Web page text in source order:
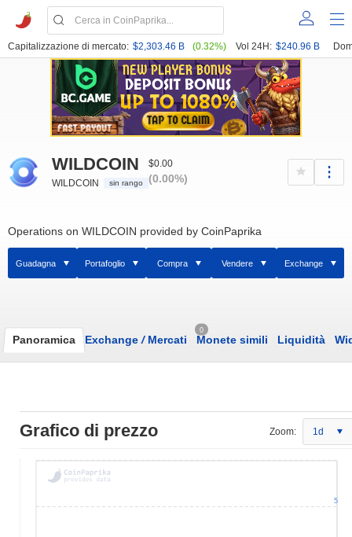
Capitalizzazione di mercato: $2,303.46 B (0.32%) Vol 24H: $240.96 B
WILDCOIN
WILDCOIN sin rango
$0.00
(0.00%)
Operations on WILDCOIN provided by CoinPaprika
Guadagna Portafoglio Compra Vendere Exchange
Panoramica Exchange /Mercati
0
Monete simili Liquidità
Grafico di prezzo Zoom: 1d
5